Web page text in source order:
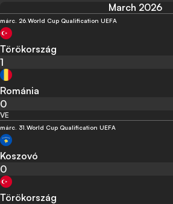
March 2026
márc. 26.World Cup Qualification UEFA
Törökország
1
Románia
0
VE
márc. 31.World Cup Qualification UEFA
Koszovó
0
Törökország